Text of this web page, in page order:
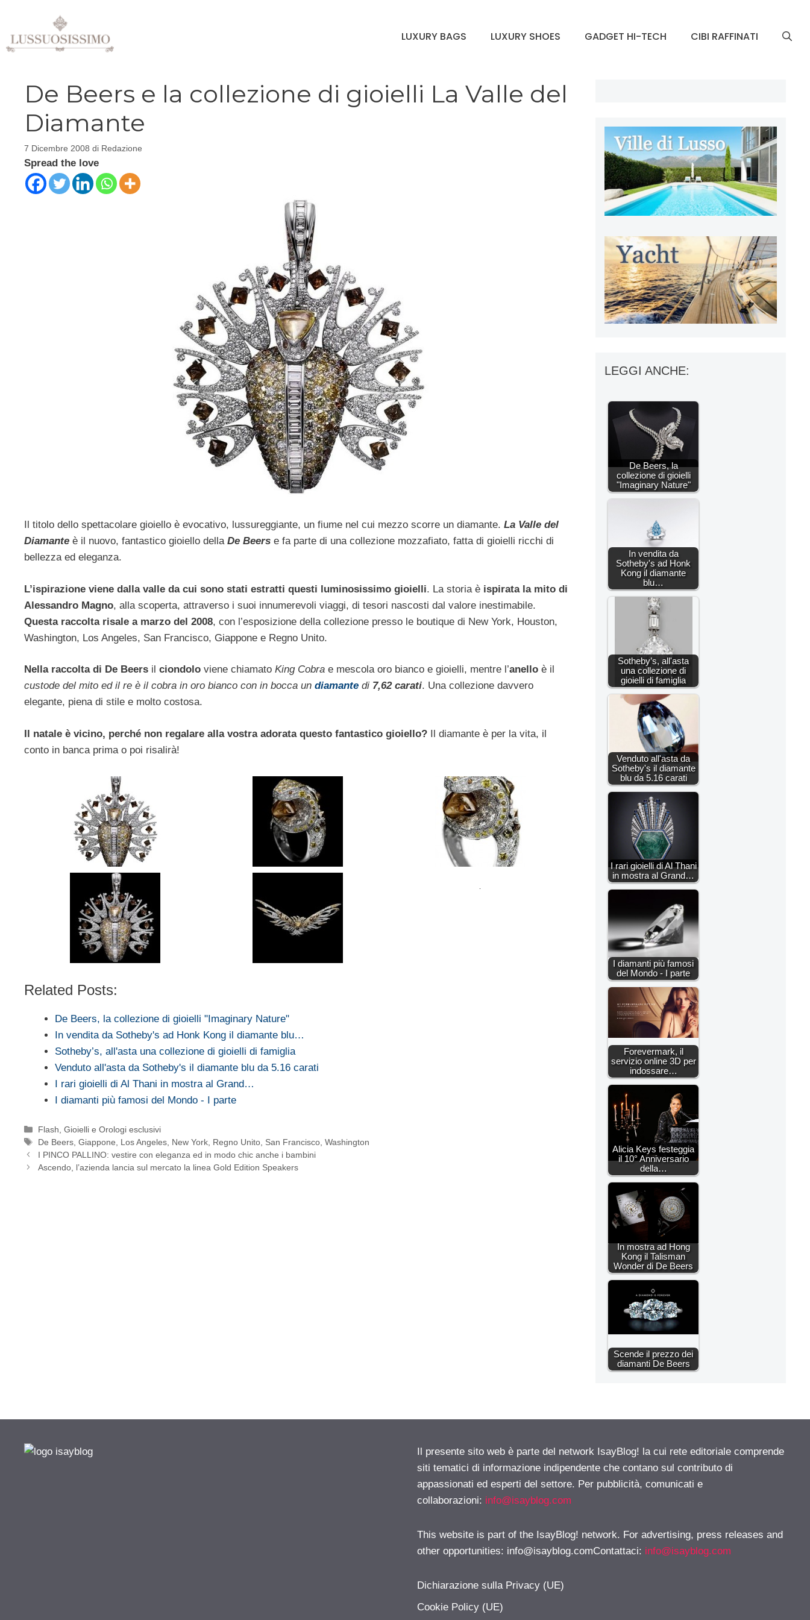
contenuto
LUXURY BAGS LUXURY SHOES GADGET HI-TECH CIBI RAFFINATI
De Beers e la collezione di gioielli La Valle del
Diamante
7 Dicembre 2008 di Redazione
Spread the love
Il titolo dello spettacolare gioiello è evocativo, lussureggiante, un fiume nel cui mezzo scorre un diamante. La Valle del
Diamante è il nuovo, fantastico gioiello della De Beers e fa parte di una collezione mozzafiato, fatta di gioielli ricchi di
bellezza ed eleganza.
L’ispirazione viene dalla valle da cui sono stati estratti questi luminosissimo gioielli. La storia è ispirata la mito di
Alessandro Magno, alla scoperta, attraverso i suoi innumerevoli viaggi, di tesori nascosti dal valore inestimabile.
Questa raccolta risale a marzo del 2008, con l’esposizione della collezione presso le boutique di New York, Houston,
Washington, Los Angeles, San Francisco, Giappone e Regno Unito.
Nella raccolta di De Beers il ciondolo viene chiamato King Cobra e mescola oro bianco e gioielli, mentre l’anello è il
custode del mito ed il re è il cobra in oro bianco con in bocca un diamante di 7,62 carati. Una collezione davvero
elegante, piena di stile e molto costosa.
Il natale è vicino, perché non regalare alla vostra adorata questo fantastico gioiello? Il diamante è per la vita, il
conto in banca prima o poi risalirà!
Related Posts:
De Beers, la collezione di gioielli "Imaginary Nature"
In vendita da Sotheby's ad Honk Kong il diamante blu…
Sotheby’s, all'asta una collezione di gioielli di famiglia
Venduto all'asta da Sotheby's il diamante blu da 5.16 carati
I rari gioielli di Al Thani in mostra al Grand…
I diamanti più famosi del Mondo - I parte
Categorie
Flash ,Gioielli e Orologi esclusivi
Tag
De Beers ,Giappone Los Angeles New York Regno Unito San Francisco ,Washington
I PINCO PALLINO: vestire con eleganza ed in modo chic anche i bambini
Ascendo, l’azienda lancia sul mercato la linea Gold Edition Speakers
LEGGI ANCHE:
De Beers, la
collezione di gioielli
"Imaginary Nature"
In vendita da
Sotheby's ad Honk
Kong il diamante
blu…
Sotheby’s, all'asta
una collezione di
gioielli di famiglia
Venduto all'asta da
Sotheby's il diamante
blu da 5.16 carati
I rari gioielli di Al Thani
in mostra al Grand…
I diamanti più famosi
del Mondo - I parte
Forevermark, il
servizio online 3D per
indossare…
Alicia Keys festeggia
il 10° Anniversario
della…
In mostra ad Hong
Kong il Talisman
Wonder di De Beers
Scende il prezzo dei
diamanti De Beers
Il presente sito web è parte del network IsayBlog! la cui rete editoriale comprende
siti tematici di informazione indipendente che contano sul contributo di
appassionati ed esperti del settore. Per pubblicità, comunicati e
collaborazioni: info@isayblog.com
This website is part of the IsayBlog! network. For advertising, press releases and
other opportunities: info@isayblog.comContattaci: info@isayblog.com
Dichiarazione sulla Privacy (UE)
Cookie Policy (UE)